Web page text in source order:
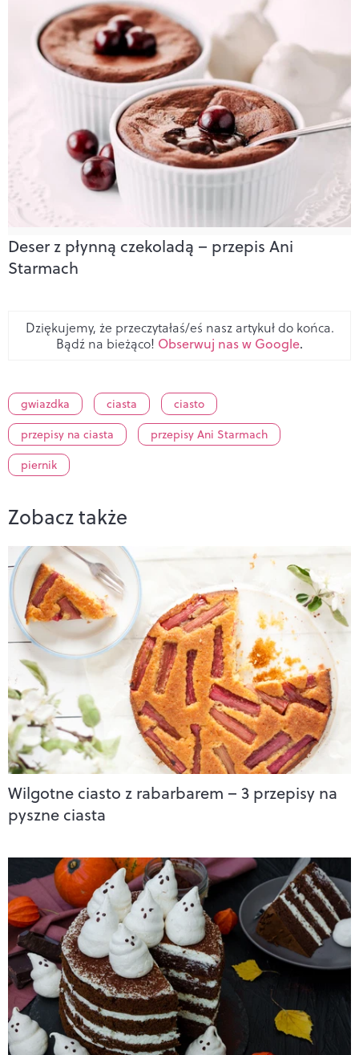
Deser z płynną czekoladą – przepis Ani
Starmach
Dziękujemy, że przeczytałaś/eś nasz artykuł do końca.
Bądź na bieżąco! Obserwuj nas w Google.
gwiazdka ciasta
ciasto
przepisy na ciasta
przepisy Ani Starmach
piernik
Zobacz także
Wilgotne ciasto z rabarbarem – 3 przepisy na
pyszne ciasta